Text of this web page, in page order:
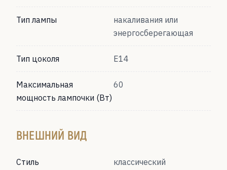
Тип лампы
накаливания или
энергосберегающая
Тип цоколя Е14
Максимальная
мощность лампочки (Вт)
60
ВНЕШНИЙ ВИД
Стиль классический